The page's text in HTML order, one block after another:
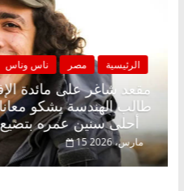
الرئيسية مصر ناس وناس
مقعد شاغر على مائدة
طالب الهندسة يشكو
15 مارس، 2026